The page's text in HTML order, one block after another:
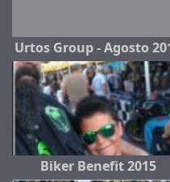
Urtos Group - Agosto
Biker Benefit 2015